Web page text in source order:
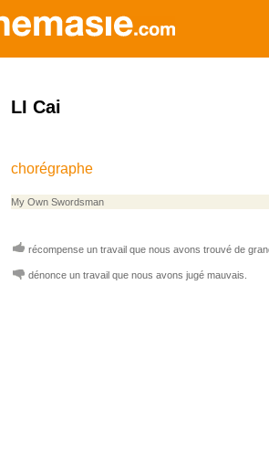
LI Cai
chorégraphe
My Own Swordsman
récompense un travail que nous avons trouvé de
dénonce un travail que nous avons jugé mauvais.